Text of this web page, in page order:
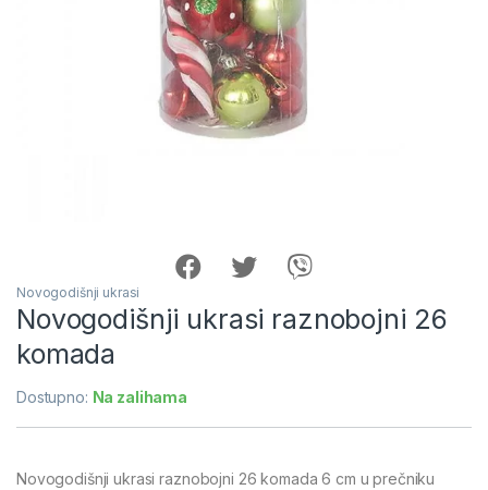
Novogodišnji ukrasi
Novogodišnji ukrasi raznobojni 26
komada
Dostupno: Na zalihama
Novogodišnji ukrasi raznobojni 26 komada 6 cm u prečniku